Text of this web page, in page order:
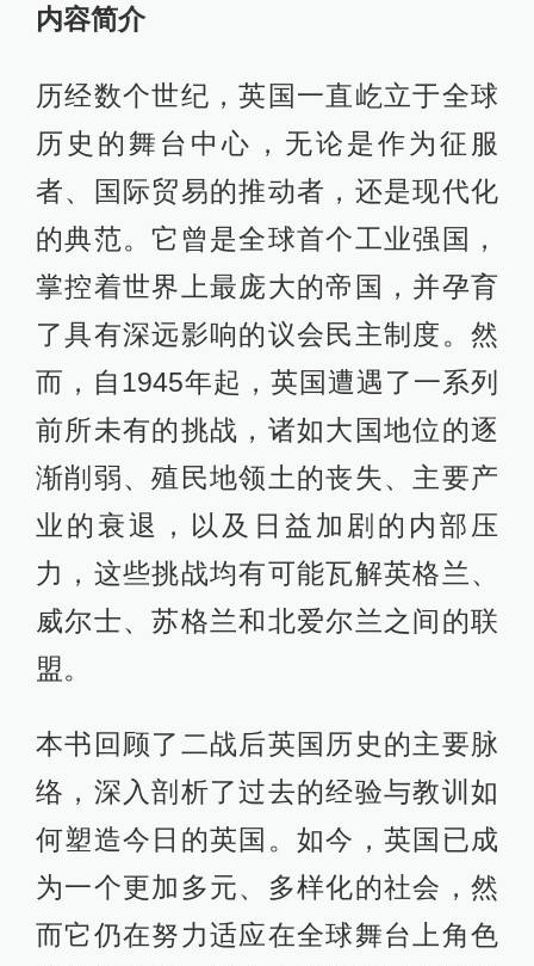
内容简介
历经数个世纪，英国一直屹立于全球
历史的舞台中心，无论是作为征服
者、国际贸易的推动者，还是现代化
的典范。它曾是全球首个工业强国，
掌控着世界上最庞大的帝国，并孕育
了具有深远影响的议会民主制度。然
而，自1945年起，英国遭遇了一系列
前所未有的挑战，诸如大国地位的逐
渐削弱、殖民地领土的丧失、主要产
业的衰退，以及日益加剧的内部压
力，这些挑战均有可能瓦解英格兰、
威尔士、苏格兰和北爱尔兰之间的联
盟。
本书回顾了二战后英国历史的主要脉
络，深入剖析了过去的经验与教训如
何塑造今日的英国。如今，英国已成
为一个更加多元、多样化的社会，然
而它仍在努力适应在全球舞台上角色